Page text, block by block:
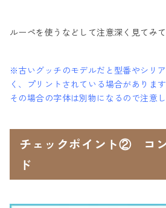
ルーペを使うなどして注意深く見てみ
※古いグッチのモデルだと型番やシリ
く、プリントされている場合があります
その場合の字体は別物になるので注意
チェックポイント② コ
ド